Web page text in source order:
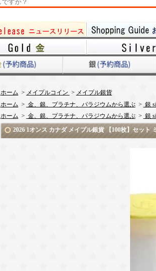
ホーム > メイプルコイン > メイプル銀貨
ホーム > 金、銀、プラチナ、パラジウムから選ぶ> 銀
ホーム > 金、銀、プラチナ、パラジウムから選ぶ> 銀
2026 1オンス カナダ メイプル銀貨 【100枚】セット